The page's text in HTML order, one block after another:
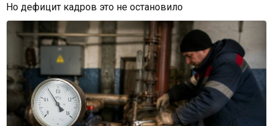
Но дефицит кадров это не остановило